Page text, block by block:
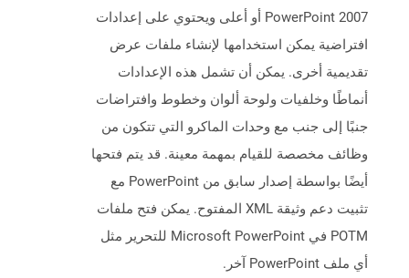
PowerPoint 2007 أو أعلى ويحتوي على إعدادات
افتراضية يمكن استخدامها لإنشاء ملفات عرض
تقديمية أخرى. يمكن أن تشمل هذه الإعدادات
أنماطًا وخلفيات ولوحة ألوان وخطوط وافتراضات
جنبًا إلى جنب مع وحدات الماكرو التي تتكون من
وظائف مخصصة للقيام بمهمة معينة. قد يتم فتحها
أيضًا بواسطة إصدار سابق من PowerPoint مع
تثبيت دعم وثيقة XML المفتوح. يمكن فتح ملفات
POTM في Microsoft PowerPoint للتحرير مثل
أي ملف PowerPoint آخر.